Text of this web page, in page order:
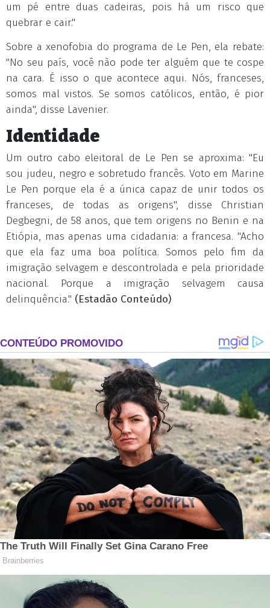
um pé entre duas cadeiras, pois há um risco que
quebrar e cair."
Sobre a xenofobia do programa de Le Pen, ela rebate:
"No seu país, você não pode ter alguém que te cospe
na cara. É isso o que acontece aqui. Nós, franceses,
somos mal vistos. Se somos católicos, então, é pior
ainda", disse Lavenier.
Identidade
Um outro cabo eleitoral de Le Pen se aproxima: "Eu
sou judeu, negro e sobretudo francês. Voto em Marine
Le Pen porque ela é a única capaz de unir todos os
franceses, de todas as origens", disse Christian
Degbegni, de 58 anos, que tem origens no Benin e na
Etiópia, mas apenas uma cidadania: a francesa. "Acho
que ela faz uma boa política. Somos pelo fim da
imigração selvagem e descontrolada e pela prioridade
nacional. Porque a imigração selvagem causa
delinquência." (Estadão Conteúdo)